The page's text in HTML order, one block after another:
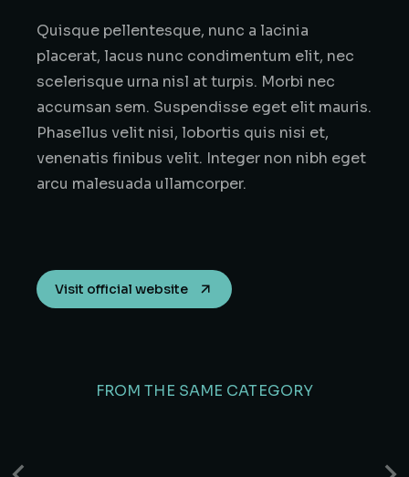
Quisque pellentesque, nunc a lacinia
placerat, lacus nunc condimentum elit, nec
scelerisque urna nisl at turpis. Morbi nec
accumsan sem. Suspendisse eget elit mauris.
Phasellus velit nisi, lobortis quis nisi et,
venenatis finibus velit. Integer non nibh eget
arcu malesuada ullamcorper.
Visit official website
FROM THE SAME CATEGORY